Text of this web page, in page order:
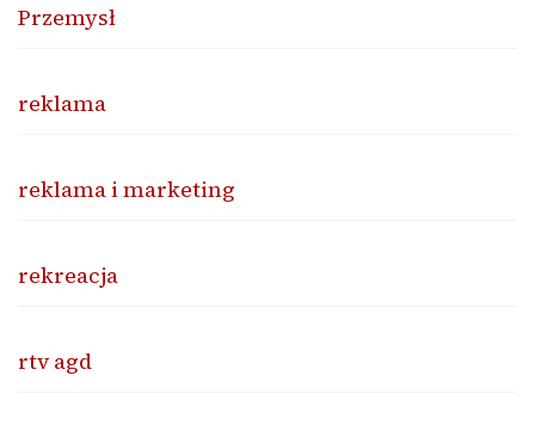
Przemysł
reklama
reklama i marketing
rekreacja
rtv agd